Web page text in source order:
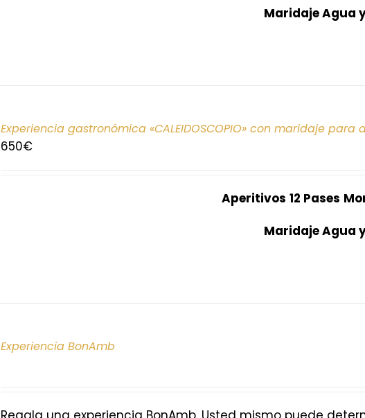
Maridaje Agua
Experiencia gastronómica «CALEIDOSCOPIO» con maridaje para
650€
Aperitivos 12 Pases
Maridaje Agua
Experiencia BonAmb